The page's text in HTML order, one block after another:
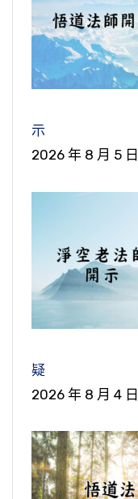
示
2026 年 8 月 5 日
疑
2026 年 8 月 4 日